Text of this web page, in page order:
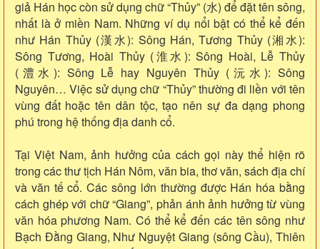
giả Hán học còn sử dụng chữ “Thủy” (水) để đặt tên sông,
nhất là ở miền Nam. Những ví dụ nổi bật có thể kể đến
như Hán Thủy (漢水): Sông Hán, Tương Thủy (湘水):
Sông Tương, Hoài Thủy (淮水): Sông Hoài, Lễ Thủy
(澧水): Sông Lễ hay Nguyên Thủy (沅水): Sông
Nguyên… Việc sử dụng chữ “Thủy” thường đi liền với tên
vùng đất hoặc tên dân tộc, tạo nên sự đa dạng phong
phú trong hệ thống địa danh cổ.
Tại Việt Nam, ảnh hưởng của cách gọi này thể hiện rõ
trong các thư tịch Hán Nôm, văn bia, thơ văn, sách địa chí
và văn tế cổ. Các sông lớn thường được Hán hóa bằng
cách ghép với chữ “Giang”, phản ánh ảnh hưởng từ vùng
văn hóa phương Nam. Có thể kể đến các tên sông như
Bạch Đằng Giang, Như Nguyệt Giang (sông Cầu), Thiên